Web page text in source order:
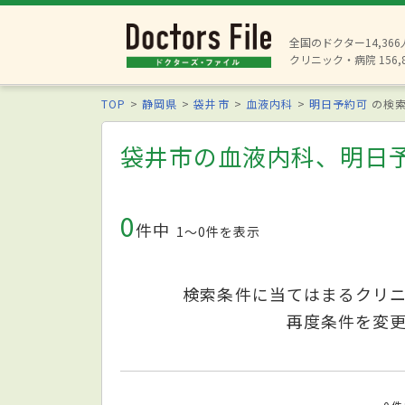
全国のドクター14,366
クリニック・病院
TOP 静岡県 袋井市 血液内科 明日予約可 の検
袋井市の血液内科、明日
0件中 1〜0件を表示
検索条件に当てはまるクリ
再度条件を変